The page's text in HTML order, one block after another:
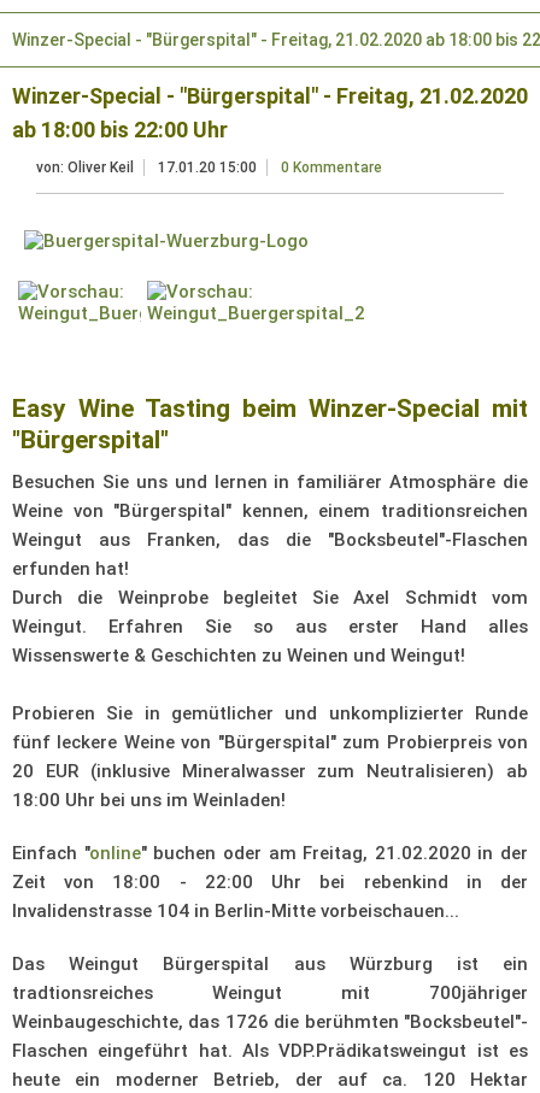
Winzer-Special - "Bürgerspital" - Freitag, 21.02.2020 ab 18:00 bis
Winzer-Special - "Bürgerspital" - Freitag, 21.02.2020
ab 18:00 bis 22:00 Uhr
von: Oliver Keil 17.01.20 15:00 0 Kommentare
Easy Wine Tasting beim Winzer-Special mit
"Bürgerspital"
Besuchen Sie uns und lernen in familiärer Atmosphäre die
Weine von "Bürgerspital" kennen, einem traditionsreichen
Weingut aus Franken, das die "Bocksbeutel"-Flaschen
erfunden hat!
Durch die Weinprobe begleitet Sie Axel Schmidt vom
Weingut. Erfahren Sie so aus erster Hand alles
Wissenswerte & Geschichten zu Weinen und Weingut!
Probieren Sie in gemütlicher und unkomplizierter Runde
fünf leckere Weine von "Bürgerspital" zum Probierpreis von
20 EUR (inklusive Mineralwasser zum Neutralisieren) ab
18:00 Uhr bei uns im Weinladen!
Einfach "online" buchen oder am Freitag, 21.02.2020 in der
Zeit von 18:00 - 22:00 Uhr bei rebenkind in der
Invalidenstrasse 104 in Berlin-Mitte vorbeischauen...
Das Weingut Bürgerspital aus Würzburg ist ein
tradtionsreiches Weingut mit 700jähriger
Weinbaugeschichte, das 1726 die berühmten "Bocksbeutel"-
Flaschen eingeführt hat. Als VDP.Prädikatsweingut ist es
heute ein moderner Betrieb, der auf ca. 120 Hektar